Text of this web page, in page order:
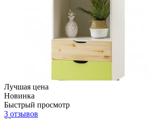
Лучшая цена
Новинка
Быстрый просмотр
3 отзывов